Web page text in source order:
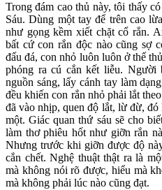
Trong đám cao thủ này, tôi thấy
Sáu. Dùng một tay để trên cao
như gọng kềm xiết chặt cổ rắn.
bất cứ con rắn độc nào cũng sợ
đấu đá, con nhỏ luôn luôn ở thế
phóng ra cú cắn kết liễu.
nguồn sáng, lấy cánh tay làm
đều khiến con rắn nhỏ phải lắt
đã vào nhịp, quen độ lắt, lừ đừ,
một. Giác quan thứ sáu sẽ cho
làm thơ phiêu hốt như giỡn rắn
Nhưng trước khi giỡn được độ
cắn chết. Nghệ thuật thật ra là
mà không nói rõ được, hiểu mà
mà không phải lúc nào cũng đạt.